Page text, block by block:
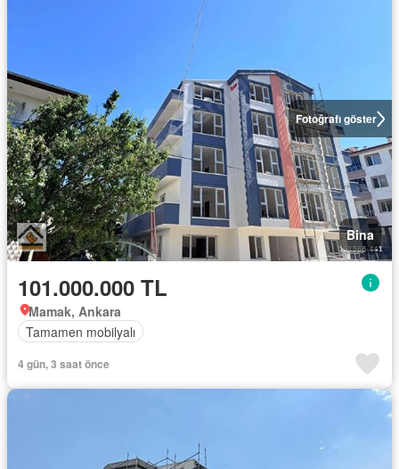
Fotoğrafı göster
Bina
101.000.000 TL
Mamak, Ankara
Tamamen mobilyalı
4 gün, 3 saat önce